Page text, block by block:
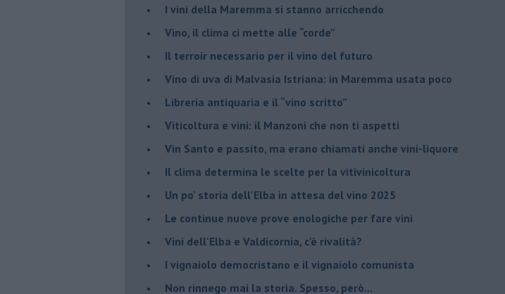
​I vini della Maremma si stanno arricchendo
Vino, il clima ci mette alle “corde”
Il terroir necessario per il vino del futuro
​Vino di uva di Malvasia Istriana: in Maremma usata poco
​Libreria antiquaria e il “vino scritto”
​Viticoltura e vini: il Manzoni che non ti aspetti
​Vin Santo e passito, ma erano chiamati anche vini-liquore
Il clima determina le scelte per la vitivinicoltura
Un po' storia dell'Elba in attesa del vino 2025
Le continue nuove prove enologiche per fare vini
Vini dell'Elba e Valdicornia, c'è rivalità?
​I vignaiolo democristano e il vignaiolo comunista
​Non rinnego mai la storia. Spesso, però...